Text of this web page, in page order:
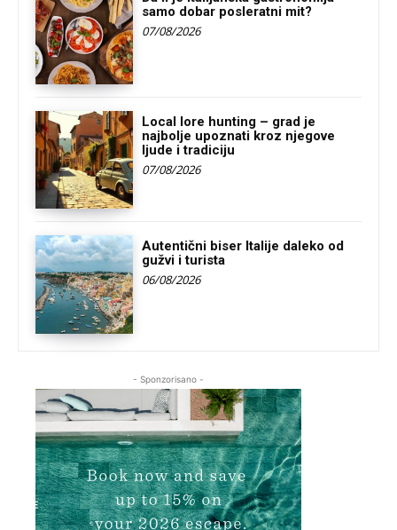
samo dobar posleratni mit?
07/08/2026
Local lore hunting – grad je
najbolje upoznati kroz njegove
ljude i tradiciju
07/08/2026
Autentični biser Italije daleko od
gužvi i turista
06/08/2026
- Sponzorisano -